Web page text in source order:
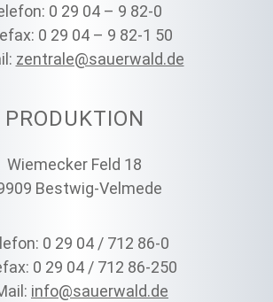
0 29 04 – 9 82-0
0 29 04 – 9 82-1 50
zentrale@sauerwald.de
PRODUKTION
Wiemecker Feld 18
Bestwig-Velmede
0 29 04 / 712 86-0
0 29 04 / 712 86-250
info@sauerwald.de